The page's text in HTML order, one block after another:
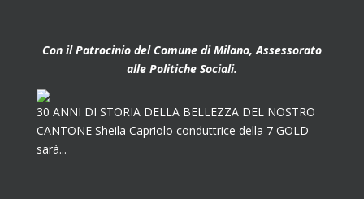
Con il Patrocinio del Comune di Milano, Assessorato
alle Politiche Sociali.
30 ANNI DI STORIA DELLA BELLEZZA DEL NOSTRO
CANTONE Sheila Capriolo conduttrice della 7 GOLD
sarà...